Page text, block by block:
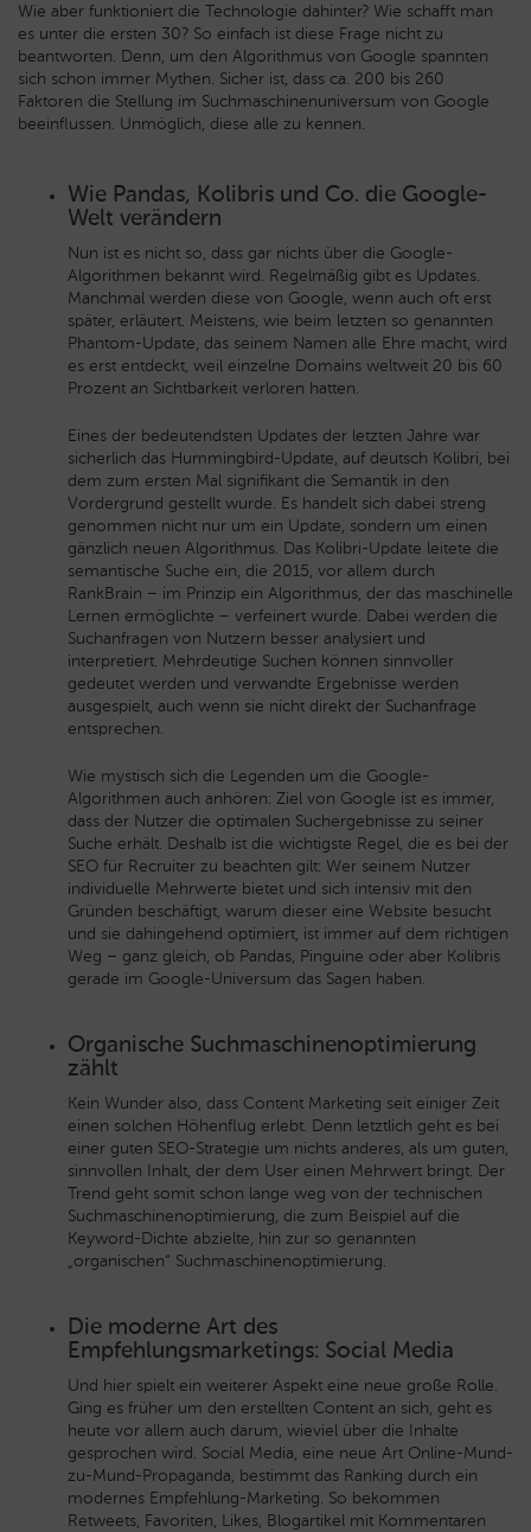
Wie aber funktioniert die Technologie dahinter? Wie schafft man
es unter die ersten 30? So einfach ist diese Frage nicht zu
beantworten. Denn, um den Algorithmus von Google spannten
sich schon immer Mythen. Sicher ist, dass ca. 200 bis 260
Faktoren die Stellung im Suchmaschinenuniversum von Google
beeinflussen. Unmöglich, diese alle zu kennen.
Wie Pandas, Kolibris und Co. die Google-
Welt verändern
Nun ist es nicht so, dass gar nichts über die Google-
Algorithmen bekannt wird. Regelmäßig gibt es Updates.
Manchmal werden diese von Google, wenn auch oft erst
später, erläutert. Meistens, wie beim letzten so genannten
Phantom-Update, das seinem Namen alle Ehre macht, wird
es erst entdeckt, weil einzelne Domains weltweit 20 bis 60
Prozent an Sichtbarkeit verloren hatten.
Eines der bedeutendsten Updates der letzten Jahre war
sicherlich das Hummingbird-Update, auf deutsch Kolibri, bei
dem zum ersten Mal signifikant die Semantik in den
Vordergrund gestellt wurde. Es handelt sich dabei streng
genommen nicht nur um ein Update, sondern um einen
gänzlich neuen Algorithmus. Das Kolibri-Update leitete die
semantische Suche ein, die 2015, vor allem durch
RankBrain – im Prinzip ein Algorithmus, der das maschinelle
Lernen ermöglichte – verfeinert wurde. Dabei werden die
Suchanfragen von Nutzern besser analysiert und
interpretiert. Mehrdeutige Suchen können sinnvoller
gedeutet werden und verwandte Ergebnisse werden
ausgespielt, auch wenn sie nicht direkt der Suchanfrage
entsprechen.
Wie mystisch sich die Legenden um die Google-
Algorithmen auch anhören: Ziel von Google ist es immer,
dass der Nutzer die optimalen Suchergebnisse zu seiner
Suche erhält. Deshalb ist die wichtigste Regel, die es bei der
SEO für Recruiter zu beachten gilt: Wer seinem Nutzer
individuelle Mehrwerte bietet und sich intensiv mit den
Gründen beschäftigt, warum dieser eine Website besucht
und sie dahingehend optimiert, ist immer auf dem richtigen
Weg – ganz gleich, ob Pandas, Pinguine oder aber Kolibris
gerade im Google-Universum das Sagen haben.
Organische Suchmaschinenoptimierung
zählt
Kein Wunder also, dass Content Marketing seit einiger Zeit
einen solchen Höhenflug erlebt. Denn letztlich geht es bei
einer guten SEO-Strategie um nichts anderes, als um guten,
sinnvollen Inhalt, der dem User einen Mehrwert bringt. Der
Trend geht somit schon lange weg von der technischen
Suchmaschinenoptimierung, die zum Beispiel auf die
Keyword-Dichte abzielte, hin zur so genannten
„organischen“ Suchmaschinenoptimierung.
Die moderne Art des
Empfehlungsmarketings: Social Media
Und hier spielt ein weiterer Aspekt eine neue große Rolle.
Ging es früher um den erstellten Content an sich, geht es
heute vor allem auch darum, wieviel über die Inhalte
gesprochen wird. Social Media, eine neue Art Online-Mund-
zu-Mund-Propaganda, bestimmt das Ranking durch ein
modernes Empfehlung-Marketing. So bekommen
Retweets, Favoriten, Likes, Blogartikel mit Kommentaren